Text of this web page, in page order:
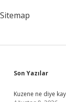
Sitemap
Son Yazılar
Kuzene ne diye